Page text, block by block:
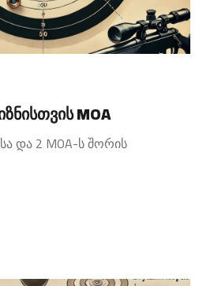
MOA
და 2 MOA-ს შორის